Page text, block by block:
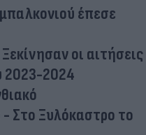
έπεσε
οι αιτήσεις
2023-2024
- Στο Ξυλόκαστρο το